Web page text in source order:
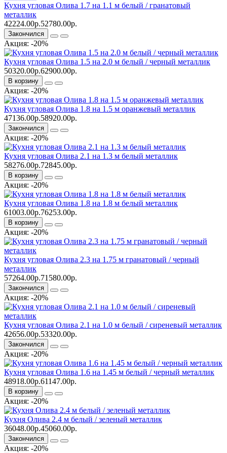
Кухня угловая Олива 1.7 на 1.1 м белый / гранатовый
металлик
42224.00р.52780.00р.
Закончился
Акция: -20%
Кухня угловая Олива 1.5 на 2.0 м белый / черный металлик
50320.00р.62900.00р.
В корзину
Акция: -20%
Кухня угловая Олива 1.8 на 1.5 м оранжевый металлик
47136.00р.58920.00р.
Закончился
Акция: -20%
Кухня угловая Олива 2.1 на 1.3 м белый металлик
58276.00р.72845.00р.
В корзину
Акция: -20%
Кухня угловая Олива 1.8 на 1.8 м белый металлик
61003.00р.76253.00р.
В корзину
Акция: -20%
Кухня угловая Олива 2.3 на 1.75 м гранатовый / черный
металлик
57264.00р.71580.00р.
Закончился
Акция: -20%
Кухня угловая Олива 2.1 на 1.0 м белый / сиреневый металлик
42656.00р.53320.00р.
Закончился
Акция: -20%
Кухня угловая Олива 1.6 на 1.45 м белый / черный металлик
48918.00р.61147.00р.
В корзину
Акция: -20%
Кухня Олива 2.4 м белый / зеленый металлик
36048.00р.45060.00р.
Закончился
Акция: -20%